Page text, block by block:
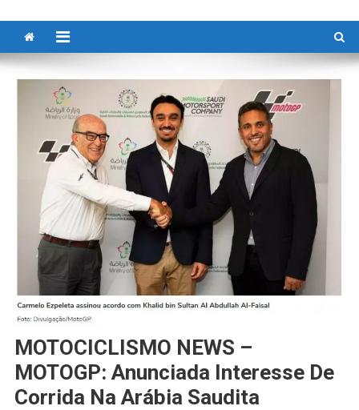
MOTOCICLISMO NEWS –
MOTOGP: Anunciada Interesse De
Corrida Na Arábia Saudita